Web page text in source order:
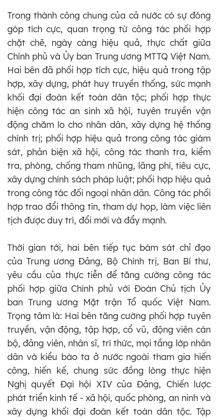
Trong thành công chung của cả nước có sự đóng
góp tích cực, quan trọng từ công tác phối hợp
chặt chẽ, ngày càng hiệu quả, thực chất giữa
Chính phủ và Ủy ban Trung ương MTTQ Việt Nam.
Hai bên đã phối hợp tích cực, hiệu quả trong tập
hợp, xây dựng, phát huy truyền thống, sức mạnh
khối đại đoàn kết toàn dân tộc; phối hợp thực
hiện công tác an sinh xã hội, tuyên truyền vận
động chăm lo cho nhân dân, xây dựng hệ thống
chính trị; phối hợp hiệu quả trong công tác giám
sát, phản biện xã hội, công tác thanh tra, kiểm
tra, phòng, chống tham nhũng, lãng phí, tiêu cực,
xây dựng chính sách pháp luật; phối hợp hiệu quả
trong công tác đối ngoại nhân dân. Công tác phối
hợp trao đổi thông tin, tham dự họp, làm việc liên
tịch được duy trì, đổi mới và đẩy mạnh.
Thời gian tới, hai bên tiếp tục bám sát chỉ đạo
của Trung ương Đảng, Bộ Chính trị, Ban Bí thư,
yêu cầu của thực tiễn để tăng cường công tác
phối hợp giữa Chính phủ với Đoàn Chủ tịch Ủy
ban Trung ương Mặt trận Tổ quốc Việt Nam.
Trọng tâm là: Hai bên tăng cường phối hợp tuyên
truyền, vận động, tập hợp, cổ vũ, động viên cán
bộ, đảng viên, nhân sĩ, trí thức, mọi tầng lớp nhân
dân và kiều bào ta ở nước ngoài tham gia hiến
công, hiến kế, chung sức đồng lòng thực hiện
Nghị quyết Đại hội XIV của Đảng, Chiến lược
phát triển kinh tế - xã hội, quốc phòng, an ninh và
xây dựng khối đại đoàn kết toàn dân tộc. Tập